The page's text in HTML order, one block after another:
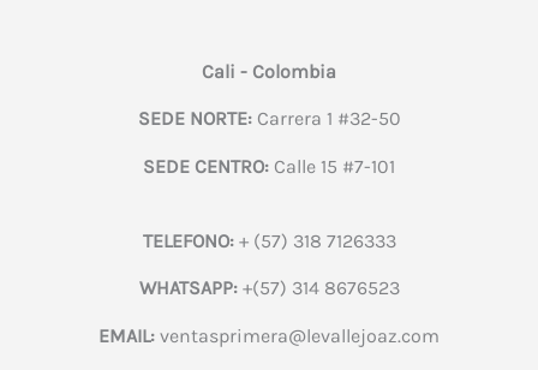
Cali - Colombia
SEDE NORTE:Carrera 1 #32-50
SEDE CENTRO: Calle 15 #7-101
TELEFONO:+ (57) 318 7126333
WHATSAPP:+(57) 314 8676523
EMAIL: ventasprimera@levallejoaz.com